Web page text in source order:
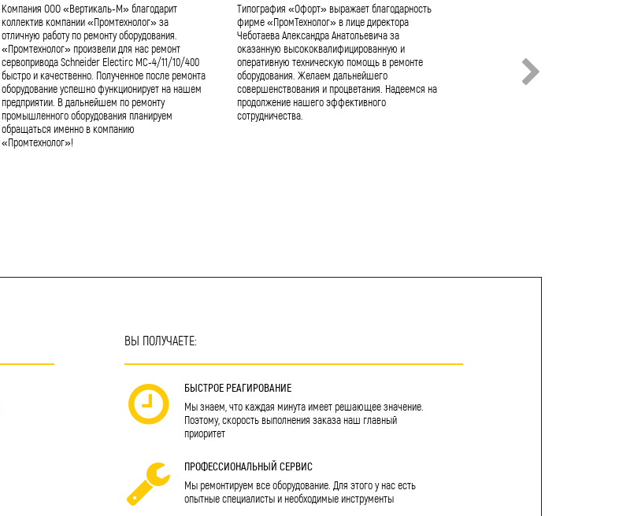
Компания ООО «Вертикаль-М» благодарит
коллектив компании «Промтехнолог» за
отличную работу по ремонту оборудования.
«Промтехнолог» произвели для нас ремонт
сервопривода Schneider Electirc MC-4/11/10/400
быстро и качественно. Полученное после ремонта
оборудование успешно функционирует на нашем
предприятии. В дальнейшем по ремонту
промышленного оборудования планируем
обращаться именно в компанию
«Промтехнолог»!
Типография «Офорт» выражает благодарность
фирме «ПромТехнолог» в лице директора
Чеботаева Александра Анатольевича за
оказанную высококвалифицированную и
оперативную техническую помощь в ремонте
оборудования. Желаем дальнейшего
совершенствования и процветания. Надеемся на
продолжение нашего эффективного
сотрудничества.
с Вами и Вашим коллективом. За этот
хочется отметить: - слаженную и
высококвалифицированную работу
ВЫ ПОЛУЧАЕТЕ:
БЫСТРОЕ РЕАГИРОВАНИЕ
Мы знаем, что каждая минута имеет решающее значение.
Поэтому, скорость выполнения заказа наш главный
приоритет
ПРОФЕССИОНАЛЬНЫЙ СЕРВИС
Мы ремонтируем все оборудование. Для этого у нас есть
опытные специалисты и необходимые инструменты